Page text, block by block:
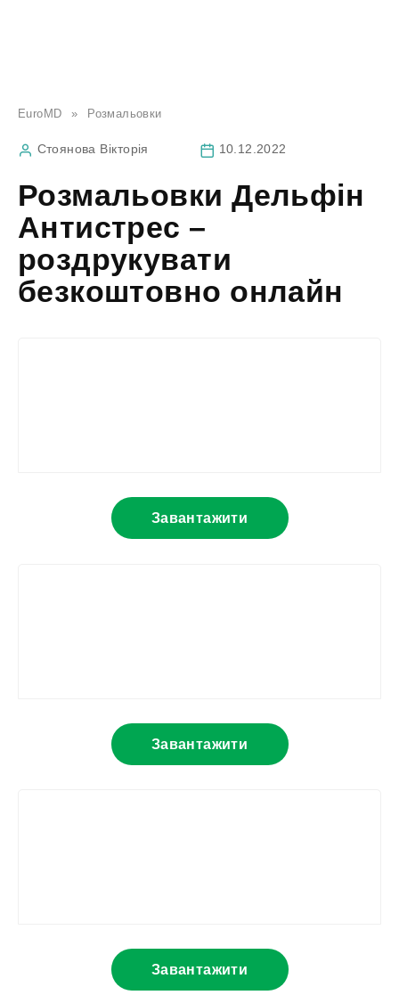
EuroMD » Розмальовки
Стоянова Вікторія 10.12.2022
Розмальовки Дельфін
Антистрес –
роздрукувати
безкоштовно онлайн
Завантажити
Завантажити
Завантажити